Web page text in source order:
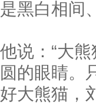
是黑白相间
他说：“大
圆的眼睛。
好大熊猫，